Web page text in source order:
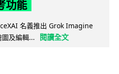
功能
名義推出 Grok Imagine
及編輯...
閱讀全文